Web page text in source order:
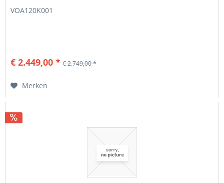
VOA120K001
€ 2.449,00 * € 2.749,00 *
Merken